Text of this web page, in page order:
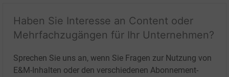
Haben Sie Interesse an Content oder
Mehrfachzugängen für Ihr Unternehmen?
Sprechen Sie uns an, wenn Sie Fragen zur Nutzung von
E&M-Inhalten oder den verschiedenen Abonnement-